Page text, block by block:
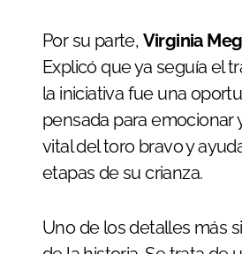
Por su parte, Virginia
Explicó que ya seguía el
la iniciativa fue una
pensada para emocionar
vital del toro bravo y
etapas de su crianza.
Uno de los detalles más